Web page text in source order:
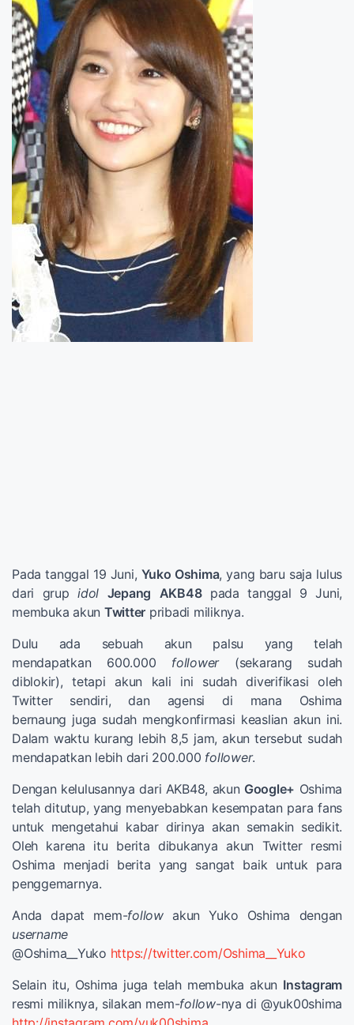
Pada tanggal 19 Juni, Yuko Oshima, yang baru saja lulus
dari grup idol Jepang AKB48pada tanggal 9 Juni,
membuka akun Twitter pribadi miliknya.
Dulu ada sebuah akun palsu yang telah
mendapatkan 600.000 follower(sekarang sudah
diblokir), tetapi akun kali ini sudah diverifikasi oleh
Twitter sendiri, dan agensi di mana Oshima
bernaung juga sudah mengkonfirmasi keaslian akun ini.
Dalam waktu kurang lebih 8,5 jam, akun tersebut sudah
mendapatkan lebih dari 200.000 follower.
Dengan kelulusannya dari AKB48, akun Google+ Oshima
telah ditutup, yang menyebabkan kesempatan para fans
untuk mengetahui kabar dirinya akan semakin sedikit.
Oleh karena itu berita dibukanya akun Twitter resmi
Oshima menjadi berita yang sangat baik untuk para
penggemarnya.
Anda dapat mem-followakun Yuko Oshima dengan
username
@Oshima__Yuko https://twitter.com/Oshima__Yuko
Selain itu, Oshima juga telah membuka akun Instagram
resmi miliknya, silakan mem-follow-nya di @yuk00shima